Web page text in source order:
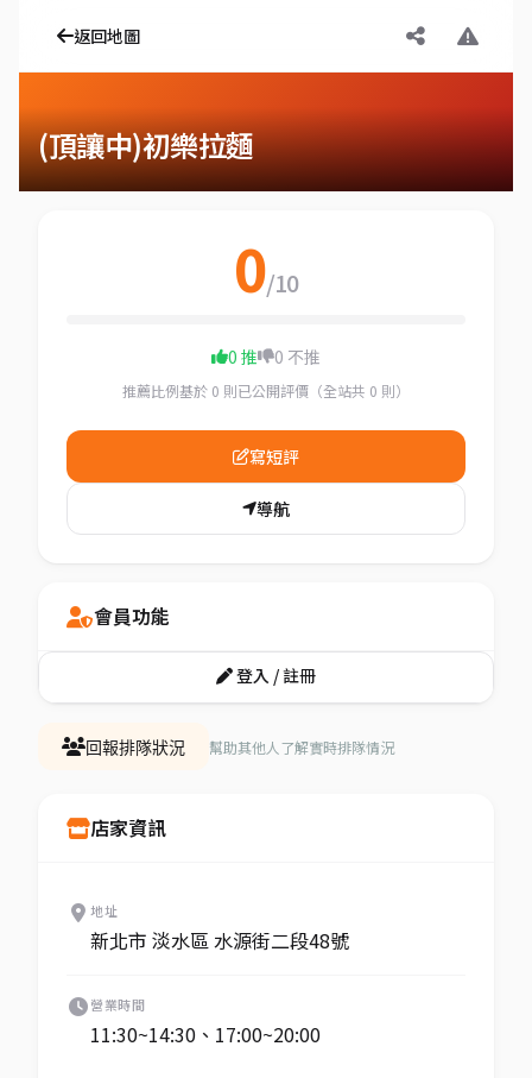
返回地圖
(頂讓中)初樂拉麵
回報排隊狀況 幫助其他人了解實時排隊情況
店家資訊
地址
新北市 淡水區 水源街二段48號
營業時間
11:30~14:30、17:00~20:00
0/10
0 推 0 不推
推薦比例基於 0 則已公開評價（全站共 0 則）
寫短評
導航
會員功能
登入 / 註冊